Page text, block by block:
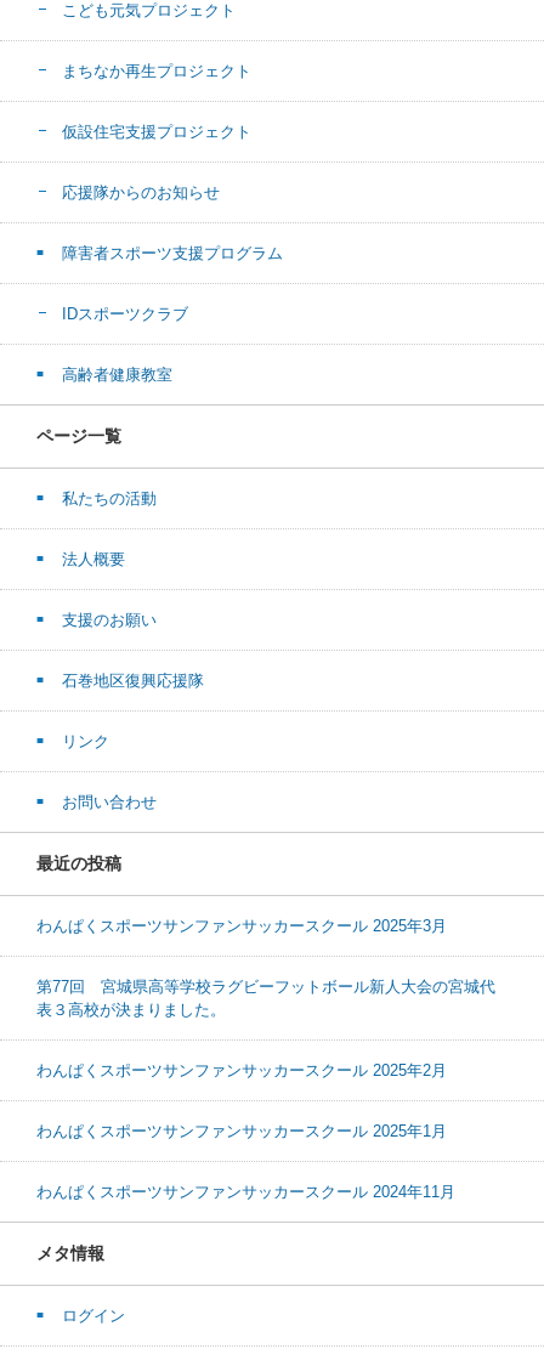
こども元気プロジェクト
まちなか再生プロジェクト
仮設住宅支援プロジェクト
応援隊からのお知らせ
障害者スポーツ支援プログラム
IDスポーツクラブ
高齢者健康教室
ページ一覧
私たちの活動
法人概要
支援のお願い
石巻地区復興応援隊
リンク
お問い合わせ
最近の投稿
わんぱくスポーツサンファンサッカースクール 2025年3月
第77回 宮城県高等学校ラグビーフットボール新人大会の宮城代
表３高校が決まりました。
わんぱくスポーツサンファンサッカースクール 2025年2月
わんぱくスポーツサンファンサッカースクール 2025年1月
わんぱくスポーツサンファンサッカースクール 2024年11月
メタ情報
ログイン